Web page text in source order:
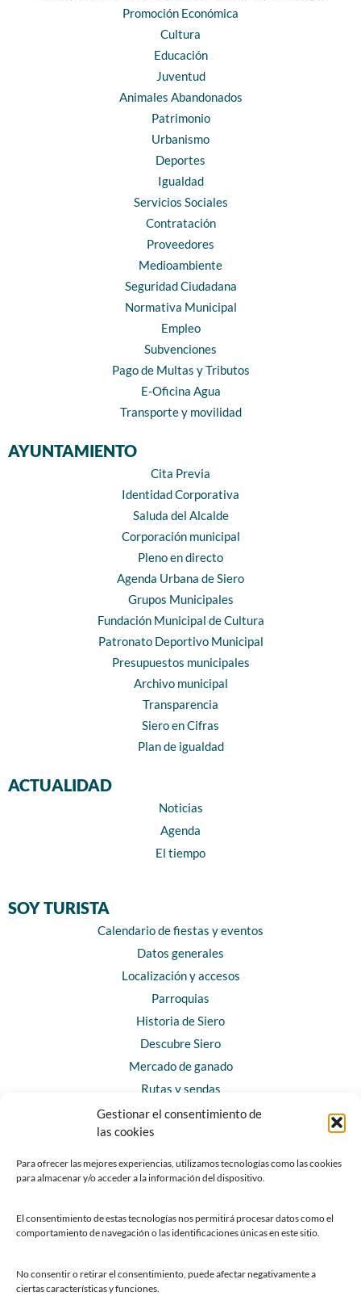
Gestionar el consentimiento de
las cookies
Para ofrecer las mejores experiencias, utilizamos tecnologías como las cookies
para almacenar y/o acceder a la información del dispositivo.
El consentimiento de estas tecnologías nos permitirá procesar datos como el
comportamiento de navegación o las identificaciones únicas en este sitio.
No consentir o retirar el consentimiento, puede afectar negativamente a
ciertas características y funciones.
Promoción Económica
Cultura
Educación
Juventud
Animales Abandonados
Patrimonio
Urbanismo
Deportes
Igualdad
Servicios Sociales
Contratación
Proveedores
Medioambiente
Seguridad Ciudadana
Normativa Municipal
Empleo
Subvenciones
Pago de Multas y Tributos
E-Oficina Agua
Transporte y movilidad
AYUNTAMIENTO
Cita Previa
Identidad Corporativa
Saluda del Alcalde
Corporación municipal
Pleno en directo
Agenda Urbana de Siero
Grupos Municipales
Fundación Municipal de Cultura
Patronato Deportivo Municipal
Presupuestos municipales
Archivo municipal
Transparencia
Siero en Cifras
Plan de igualdad
ACTUALIDAD
Noticias
Agenda
El tiempo
SOY TURISTA
Calendario de fiestas y eventos
Datos generales
Localización y accesos
Parroquias
Historia de Siero
Descubre Siero
Mercado de ganado
Rutas y sendas
Horarios y contacto
Teléfonos de interés
Chatbot Siero
SEDES ELECTRÓNICAS
Sede del Ayuntamiento de Siero